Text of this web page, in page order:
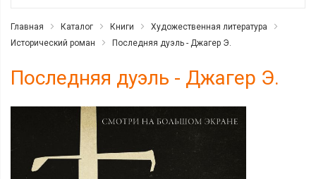
Главная Каталог Книги
Художественная литература
Исторический роман
Последняя дуэль - Джагер Э.
Последняя дуэль - Джагер Э.